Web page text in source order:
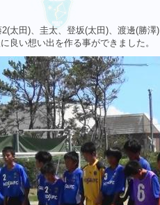
太田)、圭太、登坂(太田)、渡邊(勝澤)
良い想い出を作る事ができました。